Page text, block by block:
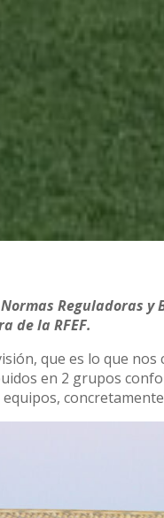
Reguladoras
de la RFEF.
que es lo que
en 2 grupos